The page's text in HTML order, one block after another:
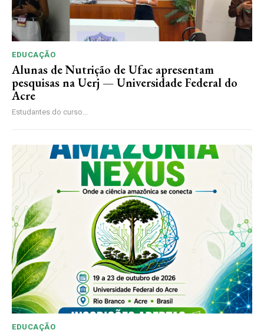
EDUCAÇÃO
Alunas de Nutrição de Ufac apresentam
pesquisas na Uerj — Universidade Federal do
Acre
Estudantes do curso...
EDUCAÇÃO